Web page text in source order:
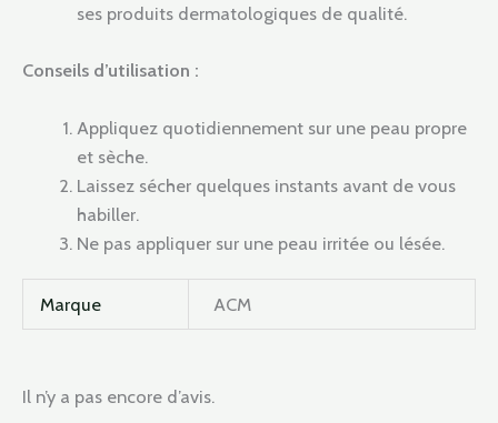
ses produits dermatologiques de qualité.
Conseils d’utilisation :
Appliquez quotidiennement sur une peau propre
et sèche.
Laissez sécher quelques instants avant de vous
habiller.
Ne pas appliquer sur une peau irritée ou lésée.
Marque ACM
Il n’y a pas encore d’avis.